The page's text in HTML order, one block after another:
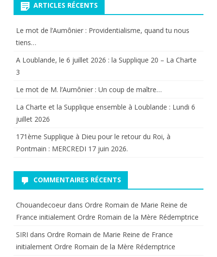
du
duc
Berry…
Louis
ARTICLES RÉCENTS
Le mot de l’Aumônier : Providentialisme, quand tu nous
tiens…
A Loublande, le 6 juillet 2026 : la Supplique 20 – La Charte
3
Le mot de M. l’Aumônier : Un coup de maître…
La Charte et la Supplique ensemble à Loublande : Lundi 6
juillet 2026
171ème Supplique à Dieu pour le retour du Roi, à
Pontmain : MERCREDI 17 juin 2026.
COMMENTAIRES RÉCENTS
Chouandecoeur dans Ordre Romain de Marie Reine de
France initialement Ordre Romain de la Mère Rédemptrice
SIRI dans Ordre Romain de Marie Reine de France
initialement Ordre Romain de la Mère Rédemptrice